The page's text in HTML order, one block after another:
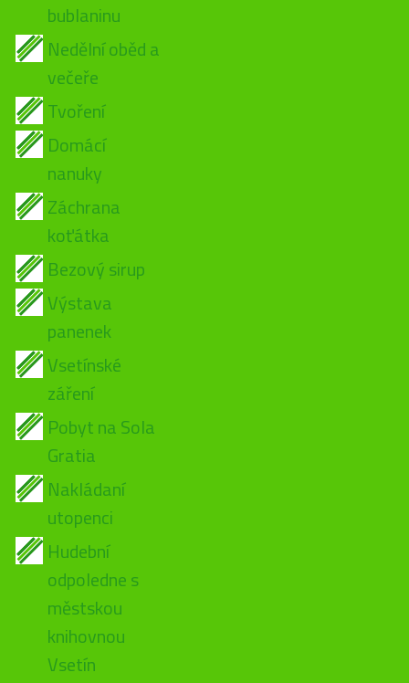
bublaninu
Nedělní oběd a
večeře
Tvoření
Domácí
nanuky
Záchrana
koťátka
Bezový sirup
Výstava
panenek
Vsetínské
záření
Pobyt na Sola
Gratia
Nakládaní
utopenci
Hudební
odpoledne s
městskou
knihovnou
Vsetín